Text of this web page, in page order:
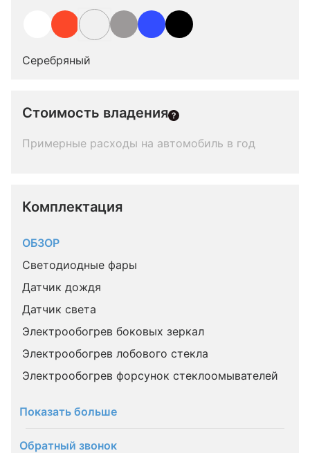
Серебряный
Стоимость владения
Примерные расходы на автомобиль в год
Комплектация
ОБЗОР
Светодиодные фары
Датчик дождя
Датчик света
Электрообогрев боковых зеркал
Электрообогрев лобового стекла
Электрообогрев форсунок стеклоомывателей
Показать больше
Обратный звонок